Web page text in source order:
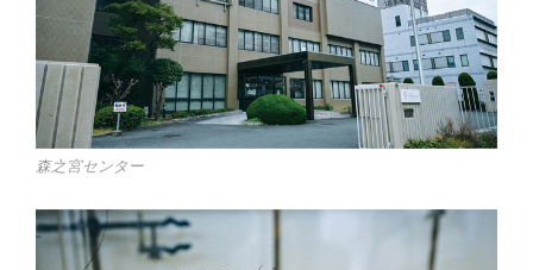
森之宮センター